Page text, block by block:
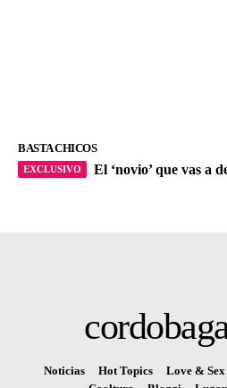
BASTA CHICOS
El ‘novio’ que vas a
Noticias Hot Topics Love & Sex